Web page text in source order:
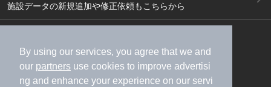
By using our services, you agree that we and
our partners use cookies to improve advertisi
ng and enhance your experience on our servi
施設データの新規追加や修正依頼もこちらから
加盟店募集（資料請求）
広告出稿のご案内
利用規約
ライフスタイルMEMBERS+規約
特定商取引法に基づく表記
ヘルプ 採用情報